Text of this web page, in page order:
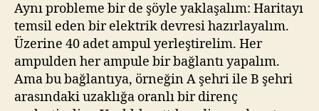
Aynı probleme bir de şöyle yaklaşalım: Haritayı
temsil eden bir elektrik devresi hazırlayalım.
Üzerine 40 adet ampul yerleştirelim. Her
ampulden her ampule bir bağlantı yapalım.
Ama bu bağlantıya, örneğin A şehri ile B şehri
arasındaki uzaklığa oranlı bir direnç